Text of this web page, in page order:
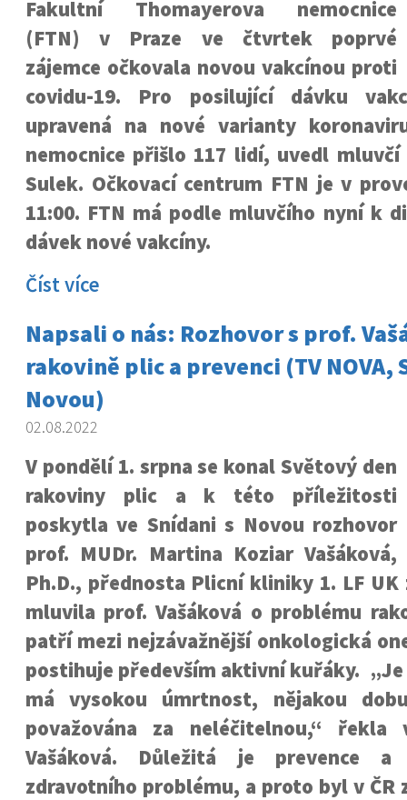
Fakultní Thomayerova nemocnice
(FTN) v Praze ve čtvrtek poprvé
zájemce očkovala novou vakcínou proti
covidu-19. Pro posilující dávku
upravená na nové varianty
nemocnice přišlo 117 lidí, uvedl mluvčí
Sulek. Očkovací centrum FTN je v
11:00. FTN má podle mluvčího nyní k
dávek nové vakcíny.
Číst více
Napsali o nás: Rozhovor s prof.
rakovině plic a prevenci (TV NOVA,
Novou)
02.08.2022
V pondělí 1. srpna se konal Světový den
rakoviny plic a k této příležitosti
poskytla ve Snídani s Novou rozhovor
prof. MUDr. Martina Koziar Vašáková,
Ph.D., přednosta Plicní kliniky 1. LF UK
mluvila prof. Vašáková o problému
patří mezi nejzávažnější onkologická
postihuje především aktivní kuřáky.
má vysokou úmrtnost, nějakou
považována za neléčitelnou,“
Vašáková. Důležitá je prevence a
zdravotního problému, a proto byl v ČR